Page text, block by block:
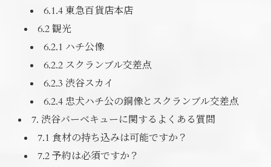
6.1.4 東急百貨店本店
6.2 観光
6.2.1 ハチ公像
6.2.2 スクランブル交差点
6.2.3 渋谷スカイ
6.2.4 忠犬ハチ公の銅像とスクランブル交差点
7. 渋谷バーベキューに関するよくある質問
7.1 食材の持ち込みは可能ですか？
7.2 予約は必須ですか？